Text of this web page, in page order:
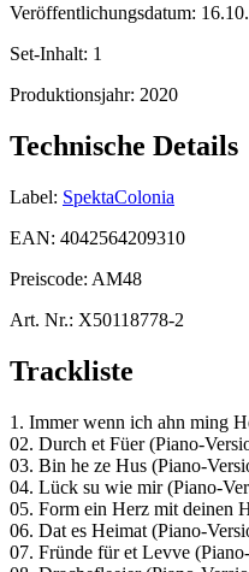
Veröffentlichungsdatum:
Set-Inhalt: 1
Produktionsjahr: 2020
Technische Details
Label: SpektaColonia
EAN: 4042564209310
Preiscode: AM48
Art. Nr.: X50118778-2
Trackliste
1. Immer wenn ich ahn ming
02. Durch et Füer (Piano-
03. Bin he ze Hus (Piano-
04. Lück su wie mir (Piano-
05. Form ein Herz mit deinen
06. Dat es Heimat (Piano-
07. Fründe für et Levve